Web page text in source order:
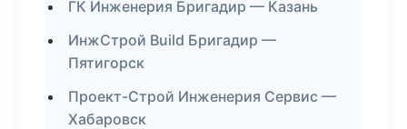
ГК Инженерия Бригадир — Казань
ИнжСтрой Build Бригадир —
Пятигорск
Проект-Строй Инженерия Сервис —
Хабаровск